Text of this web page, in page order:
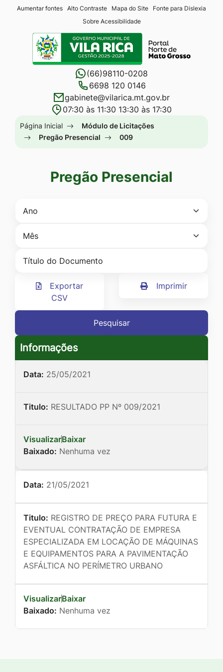
Seção
atalhos
links
acessibilidade
Ir
conteúdo
[alt+1]
menu
[alt+2]
[alt+4]
Aumentar fontes Alto Contraste Mapa do Site
Fonte para Dislexia
Sobre Acessibilidade
Seção
menu
(66)98110-0208
6698 120 0146
gabinete@vilarica.mt.gov.br
07:30 às 11:30 13:30 às 17:30
Seção
do
Página Inicial
Módulo de Licitações
Pregão Presencial
009
Pregão Presencial
Exportar
CSV
Imprimir
Pesquisar
Informações
Data: 25/05/2021
Titulo: RESULTADO PP Nº 009/2021
VisualizarBaixar
Baixado: Nenhuma vez
Data: 21/05/2021
Titulo: REGISTRO DE PREÇO PARA FUTURA E
EVENTUAL CONTRATAÇÃO DE EMPRESA
ESPECIALIZADA EM LOCAÇÃO DE MÁQUINAS
E EQUIPAMENTOS PARA A PAVIMENTAÇÃO
ASFÁLTICA NO PERÍMETRO URBANO
VisualizarBaixar
Baixado: Nenhuma vez